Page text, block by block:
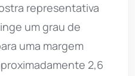
representativa
um grau de
uma margem
2,6